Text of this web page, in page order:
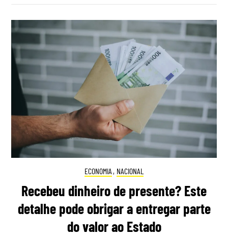
ECONOMIA , NACIONAL
Recebeu dinheiro de presente? Este
detalhe pode obrigar a entregar parte
do valor ao Estado